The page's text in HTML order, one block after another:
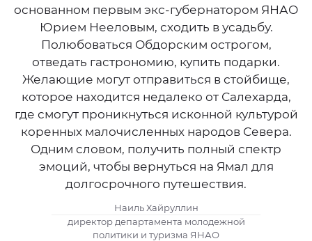
основанном первым экс-губернатором ЯНАО
Юрием Нееловым, сходить в усадьбу.
Полюбоваться Обдорским острогом,
отведать гастрономию, купить подарки.
Желающие могут отправиться в стойбище,
которое находится недалеко от Салехарда,
где смогут проникнуться исконной культурой
коренных малочисленных народов Севера.
Одним словом, получить полный спектр
эмоций, чтобы вернуться на Ямал для
долгосрочного путешествия.
Наиль Хайруллин
директор департамента молодежной
политики и туризма ЯНАО